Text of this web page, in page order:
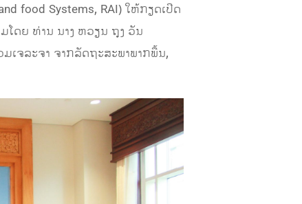
food Systems, RAI) ໃຫ້ກຽດເປີດ
ໂດຍ ທ່ານ ນາງ ຫວຽນ ຖຸງ ວັນ
ເຈລະຈາ ຈາກລັດຖະສະພາພາກພື້ນ,